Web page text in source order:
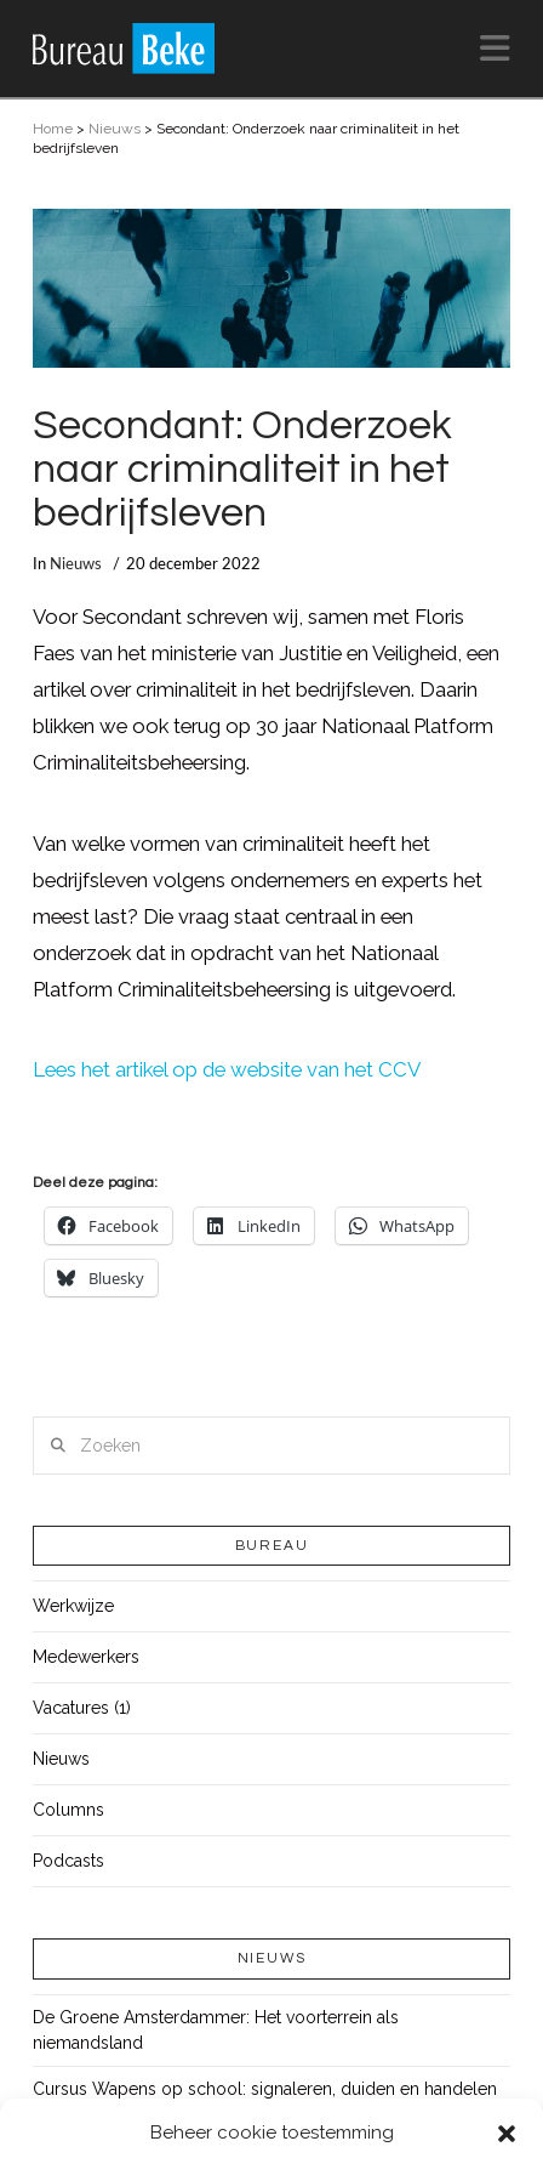
Beheer cookie toestemming
Home> Nieuws> Secondant: Onderzoek naar criminaliteit in het
bedrijfsleven
Secondant: Onderzoek
naar criminaliteit in het
bedrijfsleven
In Nieuws 20 december 2022
Voor Secondant schreven wij, samen met Floris
Faes van het ministerie van Justitie en Veiligheid, een
artikel over criminaliteit in het bedrijfsleven. Daarin
blikken we ook terug op 30 jaar Nationaal Platform
Criminaliteitsbeheersing.
Van welke vormen van criminaliteit heeft het
bedrijfsleven volgens ondernemers en experts het
meest last? Die vraag staat centraal in een
onderzoek dat in opdracht van het Nationaal
Platform Criminaliteitsbeheersing is uitgevoerd.
Lees het artikel op de website van het CCV
Deel deze pagina:
Facebook LinkedIn WhatsApp
Bluesky
BUREAU
Werkwijze
Medewerkers
Vacatures (1)
Nieuws
Columns
Podcasts
NIEUWS
De Groene Amsterdammer: Het voorterrein als
niemandsland
Cursus Wapens op school: signaleren, duiden en handelen